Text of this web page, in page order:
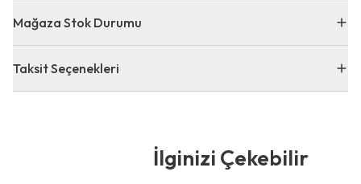
Mağaza Stok Durumu
Taksit Seçenekleri
İlginizi Çekebilir